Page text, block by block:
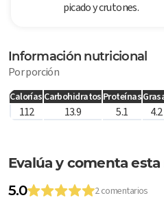
picado y crutones.
Información nutricional
Por porción
Calorías Carbohidratos Proteínas
112 13.9 5.1 4.2
Evalúa y comenta
5.0
2 comentarios